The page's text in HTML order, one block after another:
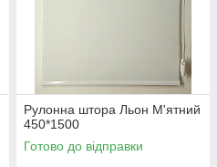
Рулонна штора Льон М'ятний
450*1500
Готово до відправки